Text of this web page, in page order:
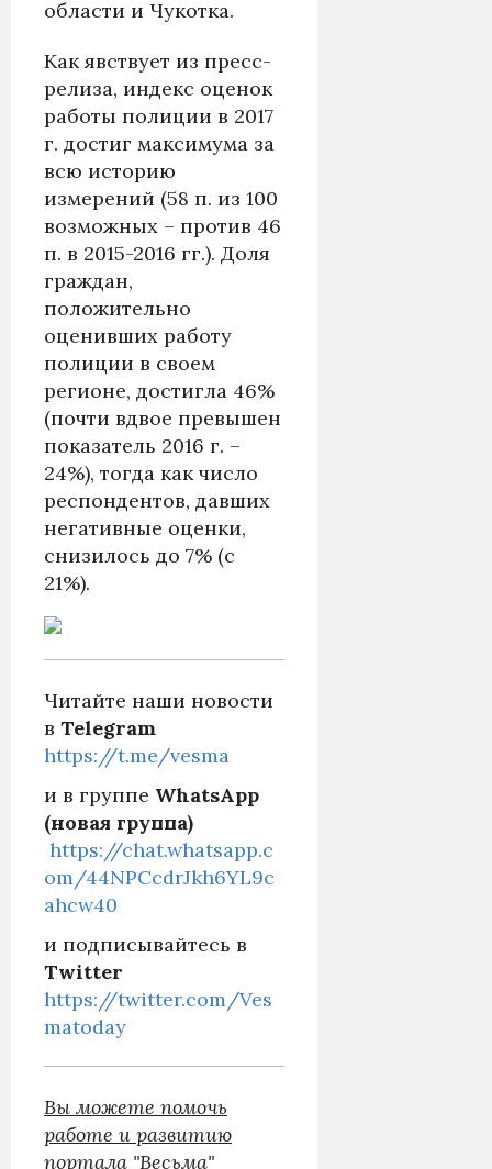
области и Чукотка.
Как явствует из пресс-
релиза, индекс оценок
работы полиции в 2017
г. достиг максимума за
всю историю
измерений (58 п. из 100
возможных – против 46
п. в 2015-2016 гг.). Доля
граждан,
положительно
оценивших работу
полиции в своем
регионе, достигла 46%
(почти вдвое превышен
показатель 2016 г. –
24%), тогда как число
респондентов, давших
негативные оценки,
снизилось до 7% (с
21%).
Читайте наши новости
в Telegram
https://t.me/vesma
и в группе WhatsApp
(новая группа)
https://chat.whatsapp.c
om/44NPCcdrJkh6YL9c
ahcw40
и подписывайтесь в
Twitter
https://twitter.com/Ves
matoday
Вы можете помочь
работе и развитию
портала "Весьма"